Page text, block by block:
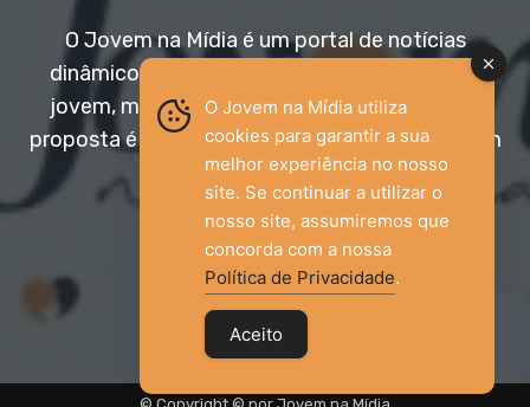
O Jovem na Mídia é um portal de notícias
dinâmico e acessível, voltado para o público
jovem, mas aberto a todas as idades. Nossa
proposta é trazer informação relevante com um
olhar diferenciado.
Entre em contato:
jovemnamidia2017@gmail.com
O Jovem na Mídia utiliza
cookies para garantir a sua
melhor experiência no nosso
site. Se continuar a utilizar o
nosso site, assumiremos que
concorda com a nossa
Política de Privacidade.
Aceito